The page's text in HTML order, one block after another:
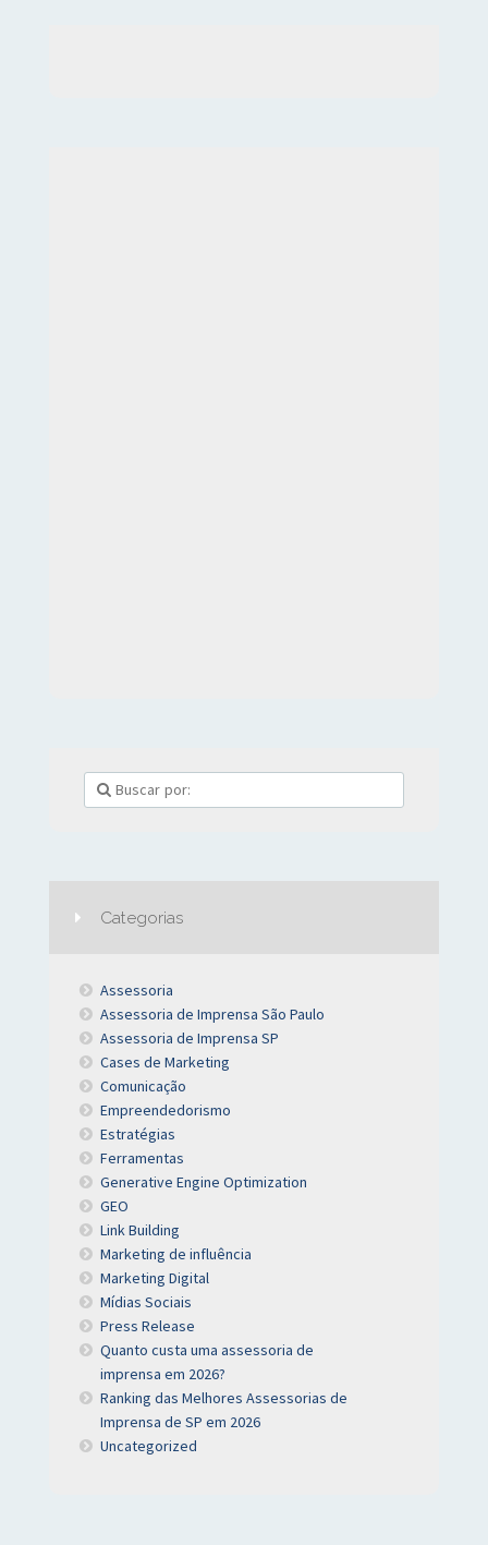
Categorias
Assessoria
Assessoria de Imprensa São Paulo
Assessoria de Imprensa SP
Cases de Marketing
Comunicação
Empreendedorismo
Estratégias
Ferramentas
Generative Engine Optimization
GEO
Link Building
Marketing de influência
Marketing Digital
Mídias Sociais
Press Release
Quanto custa uma assessoria de
imprensa em 2026?
Ranking das Melhores Assessorias de
Imprensa de SP em 2026
Uncategorized